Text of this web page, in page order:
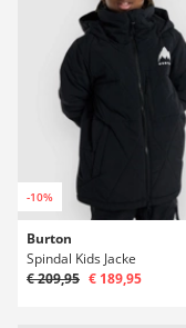
-10%
Burton
Spindal Kids Jacke
€ 209,95 € 189,95